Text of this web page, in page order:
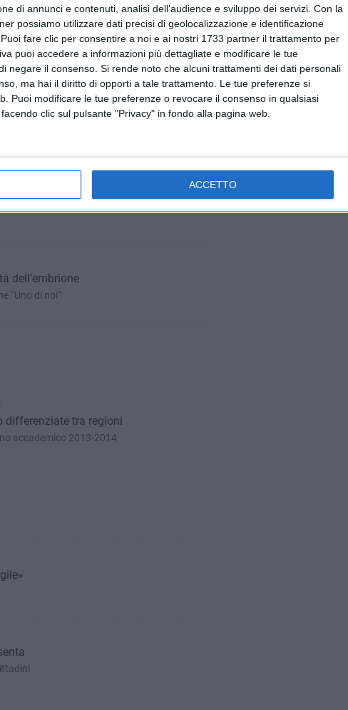
di annunci e contenuti, analisi dell'audience e sviluppo dei servizi. Con la
possiamo utilizzare dati precisi di geolocalizzazione e identificazione
fare clic per consentire a noi e ai nostri 1733 partner il trattamento per
puoi accedere a informazioni più dettagliate e modificare le tue
negare il consenso. Si rende noto che alcuni trattamenti dei dati personali
ma hai il diritto di opporti a tale trattamento. Le tue preferenze si
Puoi modificare le tue preferenze o revocare il consenso in qualsiasi
clic sul pulsante "Privacy" in fondo alla pagina web.
ACCETTO
Laura Puppato
amministrative
dell’embrione
“Uno di noi”
differenziate tra regioni
accademico 2013-2014